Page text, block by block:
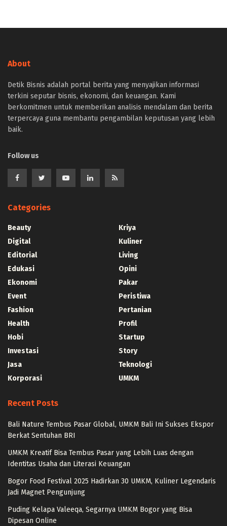
About
Detik Bisnis adalah portal berita yang menyajikan informasi
terkini seputar bisnis, ekonomi, dan keuangan. Kami
berkomitmen untuk memberikan analisis mendalam dan berita
terpercaya guna membantu pengambilan keputusan yang lebih
baik.
Follow us
Categories
Beauty
Digital
Editorial
Edukasi
Ekonomi
Event
Fashion
Health
Hobi
Investasi
Jasa
Korporasi
Kriya
Kuliner
Living
Opini
Pakar
Peristiwa
Pertanian
Profil
Startup
Story
Teknologi
UMKM
Recent Posts
Bali Nature Tembus Pasar Global, UMKM Bali Ini Sukses Ekspor
Berkat Sentuhan BRI
UMKM Kreatif Bisa Tembus Pasar yang Lebih Luas dengan
Identitas Usaha dan Literasi Keuangan
Bogor Food Festival 2025 Hadirkan 30 UMKM, Kuliner Legendaris
Jadi Magnet Pengunjung
Puding Kelapa Valeeqa, Segarnya UMKM Bogor yang Bisa
Dipesan Online